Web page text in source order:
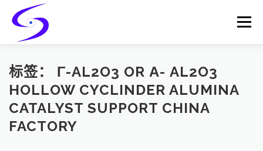
content
Menu
HOME PRODUCTS CATALYST-CARRIER
CATALYST-SUPPORT SERVICES CONTACT
标签： Γ-AL2O3 OR Α- AL2O3
HOLLOW CYCLINDER ALUMINA
CATALYST SUPPORT CHINA
FACTORY